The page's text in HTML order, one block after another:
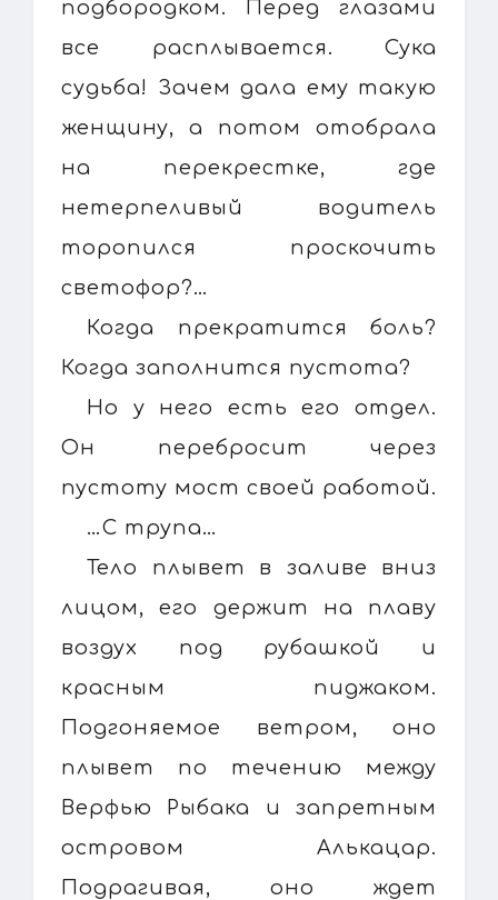
подбородком. Перед глазами
все расплывается. Сука
судьба! Зачем дала ему такую
женщину, а потом отобрала
на перекрестке, где
нетерпеливый водитель
торопился проскочить
светофор?…
Когда прекратится боль?
Когда заполнится пустота?
Но у него есть его отдел.
Он перебросит через
пустоту мост своей работой.
…С трупа…
Тело плывет в заливе вниз
лицом, его держит на плаву
воздух под рубашкой и
красным пиджаком.
Подгоняемое ветром, оно
плывет по течению между
Верфью Рыбака и запретным
островом Алькацар.
Подрагивая, оно ждет